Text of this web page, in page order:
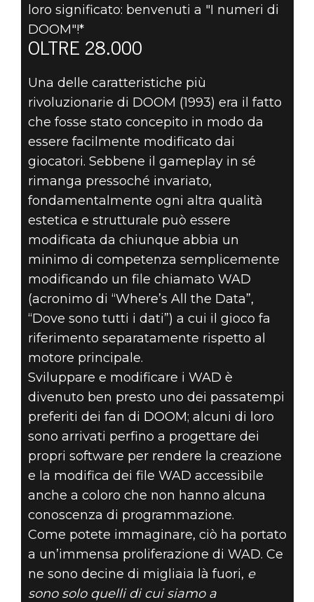
I NUMERI DI
DOOM №4 –
ECCO DOVE
SONO TUTTI I
DATI
loro significato: benvenuti a "I numeri di
DOOM"!*
OLTRE 28.000
Una delle caratteristiche più
rivoluzionarie di DOOM (1993) era il fatto
che fosse stato concepito in modo da
essere facilmente modificato dai
giocatori. Sebbene il gameplay in sé
rimanga pressoché invariato,
fondamentalmente ogni altra qualità
estetica e strutturale può essere
modificata da chiunque abbia un
minimo di competenza semplicemente
modificando un file chiamato WAD
(acronimo di “Where’s All the Data”,
“Dove sono tutti i dati”) a cui il gioco fa
riferimento separatamente rispetto al
motore principale.
Sviluppare e modificare i WAD è
divenuto ben presto uno dei passatempi
preferiti dei fan di DOOM; alcuni di loro
sono arrivati perfino a progettare dei
propri software per rendere la creazione
e la modifica dei file WAD accessibile
anche a coloro che non hanno alcuna
conoscenza di programmazione.
Come potete immaginare, ciò ha portato
a un’immensa proliferazione di WAD. Ce
ne sono decine di migliaia là fuori, e
sono solo quelli di cui siamo a